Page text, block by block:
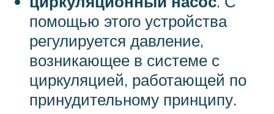
помощью этого устройства
регулируется давление,
возникающее в системе с
циркуляцией, работающей по
принудительному принципу.